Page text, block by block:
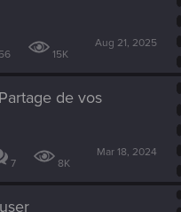
56 15K
Aug 21, 2025
de vos
7 8K
Mar 18, 2024